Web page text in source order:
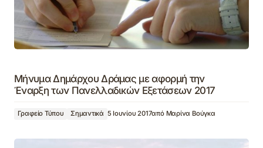
Μήνυμα Δημάρχου Δράμας με αφορμή την
Έναρξη των Πανελλαδικών Εξετάσεων 2017
Γραφείο Τύπου Σημαντικά 5 Ιουνίου 2017από Μαρίνα Βούγκα